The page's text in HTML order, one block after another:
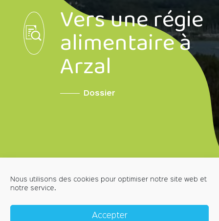
Nous utilisons des cookies pour optimiser notre site web et
notre service.
Accepter
Vers une régie
alimentaire à
Arzal
Dossier
POLITIQUE DE CONFIDENTIALITÉ